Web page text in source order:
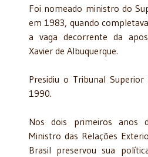
Foi nomeado ministro do
em 1983, quando
a vaga decorrente da
Xavier de Albuquerque.
Presidiu o Tribunal
1990.
Nos dois primeiros anos
Ministro das Relações
Brasil preservou sua